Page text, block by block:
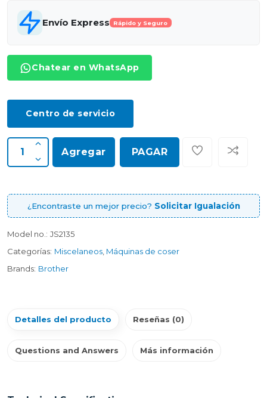
Envío Express Rápido y Seguro
Chatear en WhatsApp
Centro de servicio
Agregar PAGAR
¿Encontraste un mejor precio? Solicitar Igualación
Model no.: JS2135
Categorías: Miscelaneos Máquinas de coser
Brands: Brother
Detalles del producto Reseñas (0)
Questions and Answers Más información